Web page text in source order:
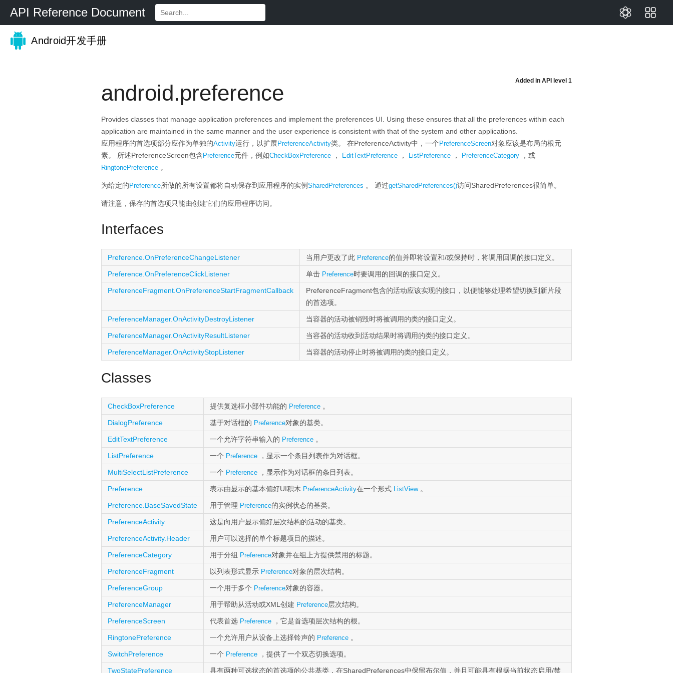
API Reference Document
Android开发手册
Added in API level 1
android.preference
Provides classes that manage application preferences and implement the preferences UI. Using these ensures that all the preferences within each
application are maintained in the same manner and the user experience is consistent with that of the system and other applications.
应用程序的首选项部分应作为单独的Activity运行，以扩展 PreferenceActivity类。 在PreferenceActivity中，一个 PreferenceScreen对象应该是布局的根元
素。
所述PreferenceScreen包含 Preference元件，例如CheckBoxPreference ， EditTextPreference ， ListPreference ， PreferenceCategory ，或
RingtonePreference 。
为给定的 Preference所做的所有设置都将自动保存到应用程序的实例 SharedPreferences 。 通过getSharedPreferences()访问SharedPreferences很简单。
请注意，保存的首选项只能由创建它们的应用程序访问。
Interfaces
Preference.OnPreferenceChangeListener 当用户更改了此 Preference的值并即将设置和/或保持时，将调用回调的接口定义。
Preference.OnPreferenceClickListener 单击 Preference时要调用的回调的接口定义。
PreferenceFragment.OnPreferenceStartFragmentCallback
PreferenceFragment包含的活动应该实现的接口，以便能够处理希望切换到新片段
的首选项。
PreferenceManager.OnActivityDestroyListener 当容器的活动被销毁时将被调用的类的接口定义。
PreferenceManager.OnActivityResultListener 当容器的活动收到活动结果时将调用的类的接口定义。
PreferenceManager.OnActivityStopListener 当容器的活动停止时将被调用的类的接口定义。
Classes
CheckBoxPreference 提供复选框小部件功能的 Preference 。
DialogPreference 基于对话框的 Preference对象的基类。
EditTextPreference 一个允许字符串输入的 Preference 。
ListPreference 一个 Preference ，显示一个条目列表作为对话框。
MultiSelectListPreference 一个 Preference ，显示作为对话框的条目列表。
Preference 表示由显示的基本偏好UI积木 PreferenceActivity在一个形式 ListView。
Preference.BaseSavedState 用于管理 Preference的实例状态的基类。
PreferenceActivity 这是向用户显示偏好层次结构的活动的基类。
PreferenceActivity.Header 用户可以选择的单个标题项目的描述。
PreferenceCategory 用于分组 Preference对象并在组上方提供禁用的标题。
PreferenceFragment 以列表形式显示 Preference对象的层次结构。
PreferenceGroup 一个用于多个 Preference对象的容器。
PreferenceManager 用于帮助从活动或XML创建 Preference层次结构。
PreferenceScreen 代表首选 Preference ，它是首选项层次结构的根。
RingtonePreference 一个允许用户从设备上选择铃声的 Preference 。
SwitchPreference 一个 Preference ，提供了一个双态切换选项。
TwoStatePreference 具有两种可选状态的首选项的公共基类，在SharedPreferences中保留布尔值，并且可能具有根据当前状态启用/禁